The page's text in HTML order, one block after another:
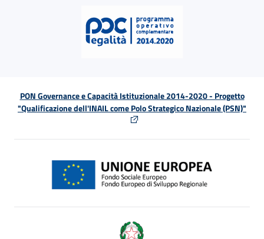
PON Governance e Capacità Istituzionale 2014-2020 - Progetto
"Qualificazione dell'INAIL come Polo Strategico Nazionale (PSN)"